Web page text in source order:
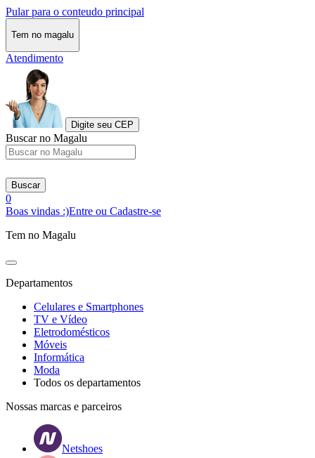
Pular para o conteudo principal
Tem no magalu
Atendimento
Digite seu CEP
Buscar no Magalu
Buscar
0
Boas vindas :)Entre ou Cadastre-se
Tem no Magalu
Departamentos
Celulares e Smartphones
TV e Vídeo
Eletrodomésticos
Móveis
Informática
Moda
Todos os departamentos
Nossas marcas e parceiros
Netshoes